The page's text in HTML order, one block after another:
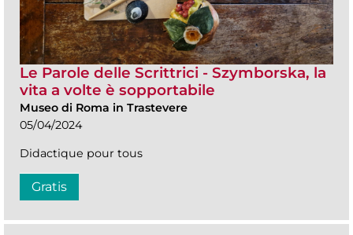
Le Parole delle Scrittrici - Szymborska, la
vita a volte è sopportabile
Museo di Roma in Trastevere
05/04/2024
Didactique pour tous
Gratis